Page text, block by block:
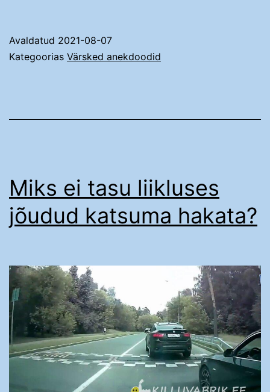
Avaldatud 2021-08-07
Kategoorias Värsked anekdoodid
Miks ei tasu liikluses
jõudud katsuma hakata?